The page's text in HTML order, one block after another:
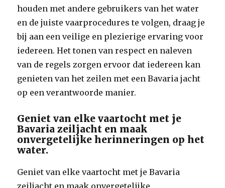
houden met andere gebruikers van het water
en de juiste vaarprocedures te volgen, draag je
bij aan een veilige en plezierige ervaring voor
iedereen. Het tonen van respect en naleven
van de regels zorgen ervoor dat iedereen kan
genieten van het zeilen met een Bavaria jacht
op een verantwoorde manier.
Geniet van elke vaartocht met je
Bavaria zeiljacht en maak
onvergetelijke herinneringen op het
water.
Geniet van elke vaartocht met je Bavaria
zeiljacht en maak onvergetelijke